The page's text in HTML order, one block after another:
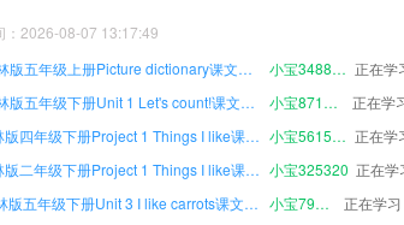
a
：2026-08-07 13:17:49
牛津译林版五年级下册Unit 1 Let's count!课文朗读 小宝871186 正在学
牛津译林版四年级下册Project 1 Things I like课文朗读 小宝561578 正在学
牛津译林版二年级下册Project 1 Things I like课文朗读 小宝325320 正在学
牛津译林版五年级下册Unit 3 I like carrots课文朗读 小宝798820 正在学习
牛津译林版四年级上册Project 2 My farm课文朗读 小宝789266 正在学习